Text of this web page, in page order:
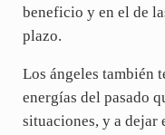
beneficio y en el de
plazo.
Los ángeles también
energías del pasado
situaciones, y a dejar